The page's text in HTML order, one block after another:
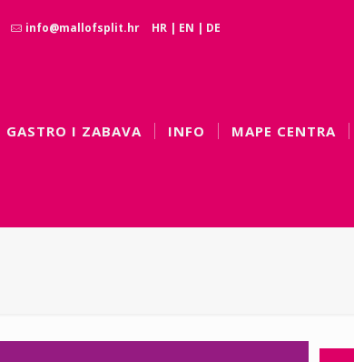
info@mallofsplit.hr HR | EN | DE
GASTRO I ZABAVA INFO MAPE CENTRA